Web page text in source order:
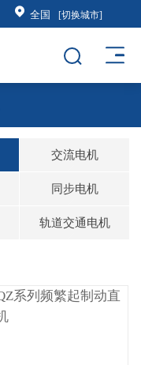
全国 [切换城市]
交流电机
同步电机
轨道交通电机